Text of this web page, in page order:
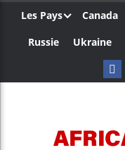
Les Pays Canada
Russie
Ukraine